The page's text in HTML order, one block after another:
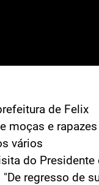
de Felix
moças e rapazes
vários
do Presidente
"De regresso de